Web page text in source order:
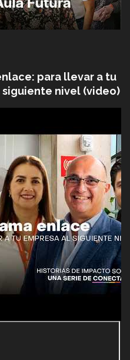
para llevar a tu
siguiente nivel (video)